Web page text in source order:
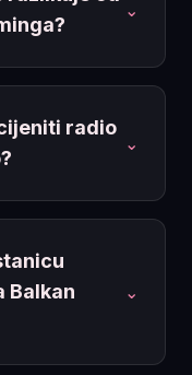
⌄
radio
⌄
Balkan
⌄